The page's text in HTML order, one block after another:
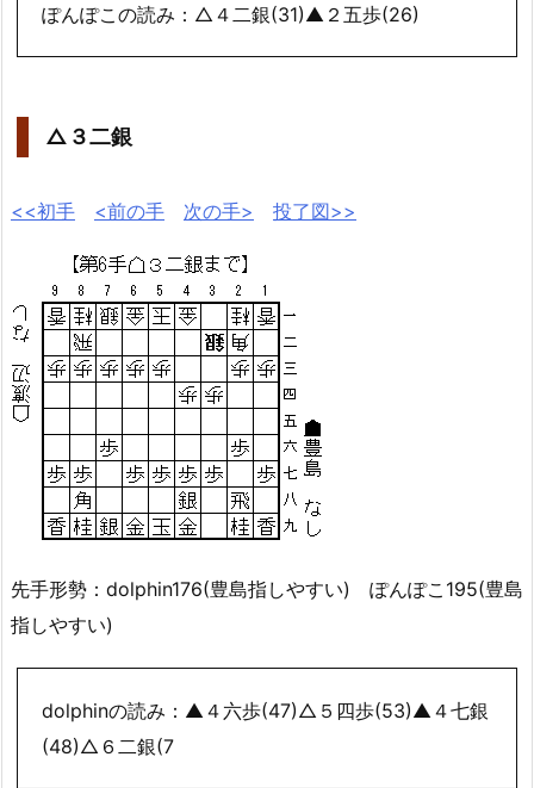
ぽんぽこの読み：△４二銀(31)▲２五歩(26)
△３二銀
<<初手 <前の手 次の手> 投了図>>
先手形勢：dolphin176(豊島指しやすい) ぽんぽこ195(豊島
指しやすい)
dolphinの読み：▲４六歩(47)△５四歩(53)▲４七銀
(48)△６二銀(7